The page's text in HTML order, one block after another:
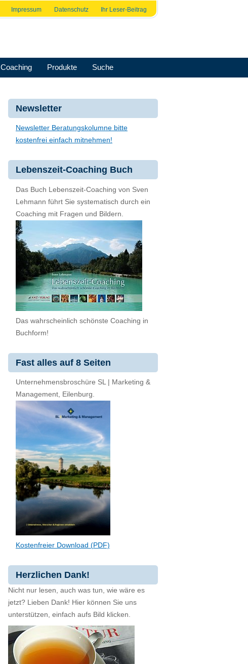
Impressum Datenschutz Ihr Leser-Beitrag
Coaching Produkte Suche
Newsletter
Newsletter Beratungskolumne bitte
kostenfrei einfach mitnehmen!
Lebenszeit-Coaching Buch
Das Buch Lebenszeit-Coaching von Sven
Lehmann führt Sie systematisch durch ein
Coaching mit Fragen und Bildern.
Das wahrscheinlich schönste Coaching in
Buchform!
Fast alles auf 8 Seiten
Unternehmensbroschüre SL | Marketing &
Management, Eilenburg.
Kostenfreier Download (PDF)
Herzlichen Dank!
Nicht nur lesen, auch was tun, wie wäre es
jetzt? Lieben Dank! Hier können Sie uns
unterstützen, einfach aufs Bild klicken.